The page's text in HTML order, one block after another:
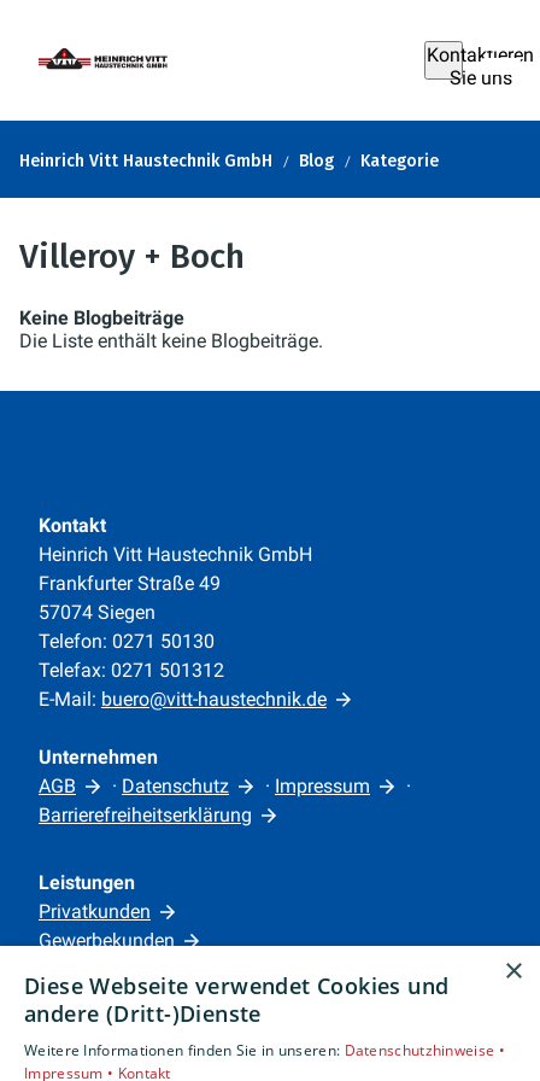
Kontaktieren
Sie uns
Heinrich Vitt Haustechnik GmbH Blog Kategorie
Villeroy + Boch
Keine Blogbeiträge
Die Liste enthält keine Blogbeiträge.
Kontakt
Heinrich Vitt Haustechnik GmbH
Frankfurter Straße 49
57074 Siegen
Telefon: 0271 50130
Telefax: 0271 501312
E-Mail: buero@vitt-haustechnik.de
Unternehmen
AGB
· Datenschutz · Impressum
·
Barrierefreiheitserklärung
Leistungen
Privatkunden
Gewerbekunden
Unternehmen
Standorte
×
Diese Webseite verwendet Cookies und
andere (Dritt-)Dienste
Weitere Informationen finden Sie in unseren: Datenschutzhinweise •
Impressum • Kontakt